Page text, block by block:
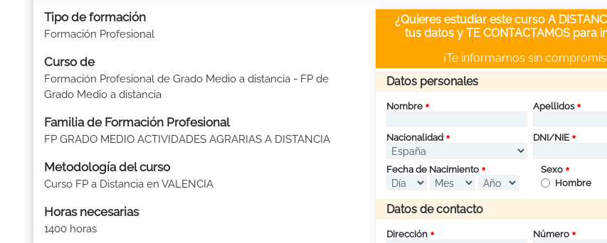
Tipo de formación
Formación Profesional
Curso de
Formación Profesional de Grado Medio a distancia - FP de
Grado Medio a distancia
Familia de Formación Profesional
FP GRADO MEDIO ACTIVIDADES AGRARIAS A DISTANCIA
Metodología del curso
Curso FP a Distancia en VALENCIA
Horas necesarias
1400 horas
¿Quieres estudiar este curso A
tus datos y TE CONTACTAMOS para
¡Te informamos sin
Datos personales
Nombre Apellidos
Nacionalidad DNI/NIE
Fecha de Nacimiento
Sexo
Hombre
Datos de contacto
Dirección Número